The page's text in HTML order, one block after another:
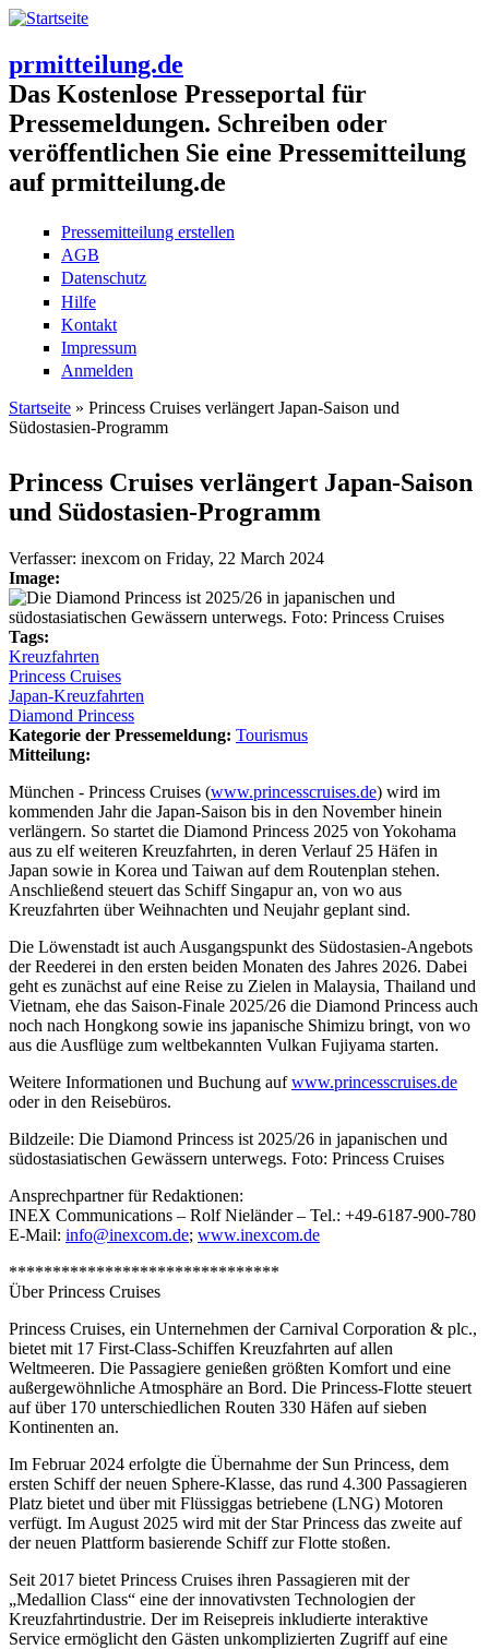
prmitteilung.de
Das Kostenlose Presseportal für
Pressemeldungen. Schreiben oder
veröffentlichen Sie eine Pressemitteilung
auf prmitteilung.de
Pressemitteilung erstellen
AGB
Datenschutz
Hilfe
Kontakt
Impressum
Anmelden
Sie sind hier
Startseite » Princess Cruises verlängert Japan-Saison und
Südostasien-Programm
Princess Cruises verlängert Japan-Saison
und Südostasien-Programm
Verfasser: inexcom on Friday, 22 March 2024
Image:
Tags:
Kreuzfahrten
Princess Cruises
Japan-Kreuzfahrten
Diamond Princess
Kategorie der Pressemeldung: Tourismus
Mitteilung:
München - Princess Cruises (www.princesscruises.de) wird im
kommenden Jahr die Japan-Saison bis in den November hinein
verlängern. So startet die Diamond Princess 2025 von Yokohama
aus zu elf weiteren Kreuzfahrten, in deren Verlauf 25 Häfen in
Japan sowie in Korea und Taiwan auf dem Routenplan stehen.
Anschließend steuert das Schiff Singapur an, von wo aus
Kreuzfahrten über Weihnachten und Neujahr geplant sind.
Die Löwenstadt ist auch Ausgangspunkt des Südostasien-Angebots
der Reederei in den ersten beiden Monaten des Jahres 2026. Dabei
geht es zunächst auf eine Reise zu Zielen in Malaysia, Thailand und
Vietnam, ehe das Saison-Finale 2025/26 die Diamond Princess auch
noch nach Hongkong sowie ins japanische Shimizu bringt, von wo
aus die Ausflüge zum weltbekannten Vulkan Fujiyama starten.
Weitere Informationen und Buchung aufwww.princesscruises.de
oder in den Reisebüros.
Bildzeile: Die Diamond Princess ist 2025/26 in japanischen und
südostasiatischen Gewässern unterwegs. Foto: Princess Cruises
Ansprechpartner für Redaktionen:
INEX Communications – Rolf Nieländer – Tel.: +49-6187-900-780
E-Mail: info@inexcom.de; www.inexcom.de
*******************************
Über Princess Cruises
Princess Cruises, ein Unternehmen der Carnival Corporation & plc.,
bietet mit 17 First-Class-Schiffen Kreuzfahrten auf allen
Weltmeeren. Die Passagiere genießen größten Komfort und eine
außergewöhnliche Atmosphäre an Bord. Die Princess-Flotte steuert
auf über 170 unterschiedlichen Routen 330 Häfen auf sieben
Kontinenten an.
Im Februar 2024 erfolgte die Übernahme der Sun Princess, dem
ersten Schiff der neuen Sphere-Klasse, das rund 4.300 Passagieren
Platz bietet und über mit Flüssiggas betriebene (LNG) Motoren
verfügt. Im August 2025 wird mit der Star Princess das zweite auf
der neuen Plattform basierende Schiff zur Flotte stoßen.
Seit 2017 bietet Princess Cruises ihren Passagieren mit der
„Medallion Class“ eine der innovativsten Technologien der
Kreuzfahrtindustrie. Der im Reisepreis inkludierte interaktive
Service ermöglicht den Gästen unkomplizierten Zugriff auf eine